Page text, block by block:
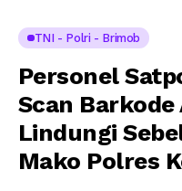
TNI - Polri - Brimob
Personel
Scan
Lindungi
Mako Polres